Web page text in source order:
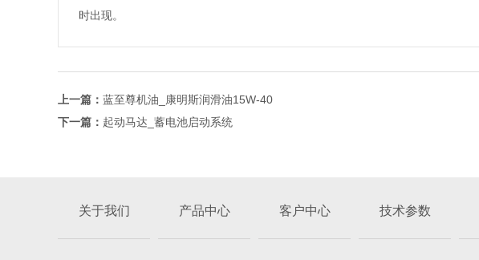
时出现。
上一篇： 蓝至尊机油_康明斯润滑油15W-40
下一篇： 起动马达_蓄电池启动系统
关于我们 产品中心 客户中心 技术参数